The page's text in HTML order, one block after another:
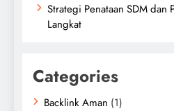
Strategi Penataan SDM dan
Langkat
Categories
Backlink Aman (1)